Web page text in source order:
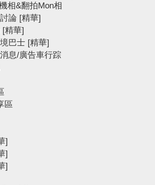
相&翻拍Mon相
論 [精華]
[精華]
巴士 [精華]
息/廣告車行踪
區
]
]
]